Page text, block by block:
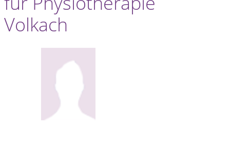
Volkach